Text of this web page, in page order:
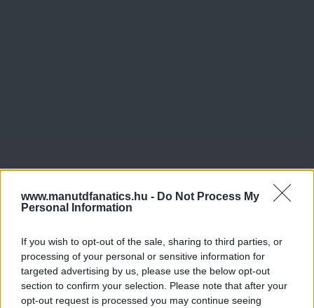
www.manutdfanatics.hu - Do Not Process My
Personal Information
If you wish to opt-out of the sale, sharing to third parties, or
processing of your personal or sensitive information for
targeted advertising by us, please use the below opt-out
section to confirm your selection. Please note that after your
opt-out request is processed you may continue seeing